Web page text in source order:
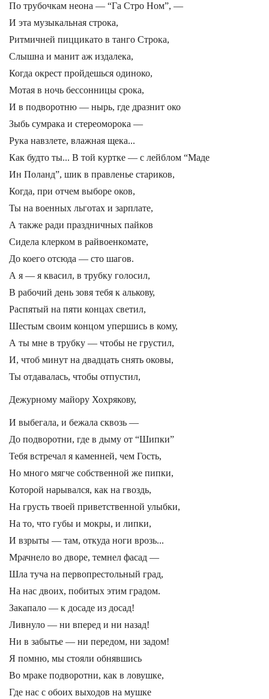
По трубочкам неона — “Га Стро Ном”, —
И эта музыкальная строка,
Ритмичней пиццикато в танго Строка,
Слышна и манит аж издалека,
Когда окрест пройдешься одиноко,
Мотая в ночь бессонницы срока,
И в подворотню — нырь, где дразнит око
Зыбь сумрака и стереоморока —
Рука навзлете, влажная щека...
Как будто ты... В той куртке — с лейблом “Маде
Ин Поланд”, шик в правленье стариков,
Когда, при отчем выборе оков,
Ты на военных льготах и зарплате,
А также ради праздничных пайков
Сидела клерком в райвоенкомате,
До коего отсюда — сто шагов.
А я — я квасил, в трубку голосил,
В рабочий день зовя тебя к алькову,
Распятый на пяти концах светил,
Шестым своим концом упершись в кому,
А ты мне в трубку — чтобы не грустил,
И, чтоб минут на двадцать снять оковы,
Ты отдавалась, чтобы отпустил,
Дежурному майору Хохрякову,
И выбегала, и бежала сквозь —
До подворотни, где в дыму от “Шипки”
Тебя встречал я каменней, чем Гость,
Но много мягче собственной же пипки,
Которой нарывался, как на гвоздь,
На грусть твоей приветственной улыбки,
На то, что губы и мокры, и липки,
И взрыты — там, откуда ноги врозь...
Мрачнело во дворе, темнел фасад —
Шла туча на первопрестольный град,
На нас двоих, побитых этим градом.
Закапало — к досаде из досад!
Ливнуло — ни вперед и ни назад!
Ни в забытье — ни передом, ни задом!
Я помню, мы стояли обнявшись
Во мраке подворотни, как в ловушке,
Где нас с обоих выходов на мушке